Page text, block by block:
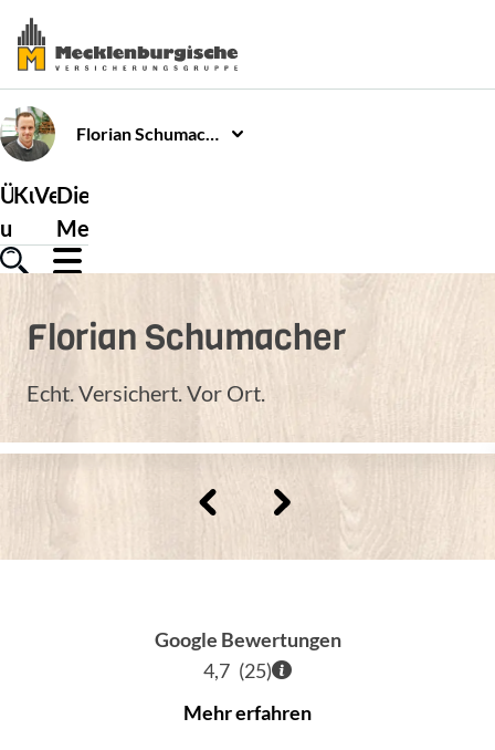
FlorianSchumacher
Über
uns
Kundenservice
Versicherungen
Die
Mecklenburgische
Florian Schumacher
Echt. Versichert. Vor Ort.
Google Bewertungen
4,7 (25)
Mehr erfahren